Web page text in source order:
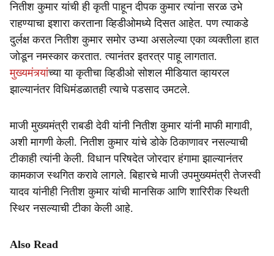
नितीश कुमार यांची ही कृती पाहून दीपक कुमार त्यांना सरळ उभे
राहण्याचा इशारा करताना व्हिडीओमध्ये दिसत आहेत. पण त्याकडे
दुर्लक्ष करत नितीश कुमार समोर उभ्या असलेल्या एका व्यक्तीला हात
जोडून नमस्कार करतात. त्यानंतर इतरत्र पाहू लागतात.
मुख्यमंत्र्यांच्या या कृतीचा व्हिडीओ सोशल मीडियात व्हायरल
झाल्यानंतर विधिमंडळातही त्याचे पडसाद उमटले.
माजी मुख्यमंत्री राबडी देवी यांनी नितीश कुमार यांनी माफी मागावी,
अशी मागणी केली. नितीश कुमार यांचे डोके ठिकाणावर नसल्याची
टीकाही त्यांनी केली. विधान परिषदेत जोरदार हंगामा झाल्यानंतर
कामकाज स्थगित करावे लागले. बिहारचे माजी उपमुख्यमंत्री तेजस्वी
यादव यांनीही नितीश कुमार यांची मानसिक आणि शारिरीक स्थिती
स्थिर नसल्याची टीका केली आहे.
Also Read